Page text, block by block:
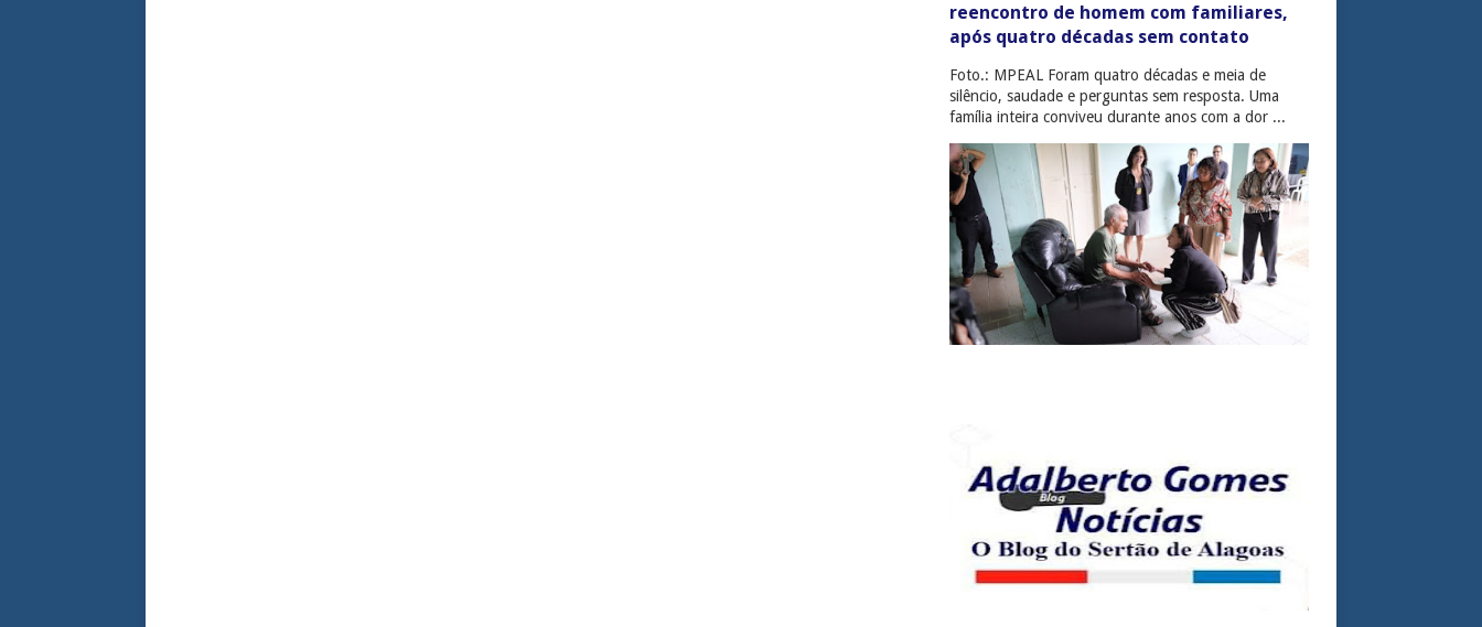
reencontro de homem com familiares,
após quatro décadas sem contato
Foto.: MPEAL Foram quatro décadas e meia de
silêncio, saudade e perguntas sem resposta. Uma
família inteira conviveu durante anos com a dor ...